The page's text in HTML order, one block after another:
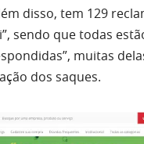
disso, tem 129
sendo que todas
muitas
dos saques.